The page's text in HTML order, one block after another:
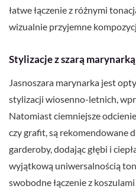
łatwe łączenie z różnymi
wizualnie przyjemne
Stylizacje z szarą marynarką
Jasnoszara marynarka jest
stylizacji wiosenno-letnich,
Natomiast ciemniejsze
czy grafit, są rekomendowane
garderoby, dodając głębi i
wyjątkową uniwersalnością
swobodne łączenie z